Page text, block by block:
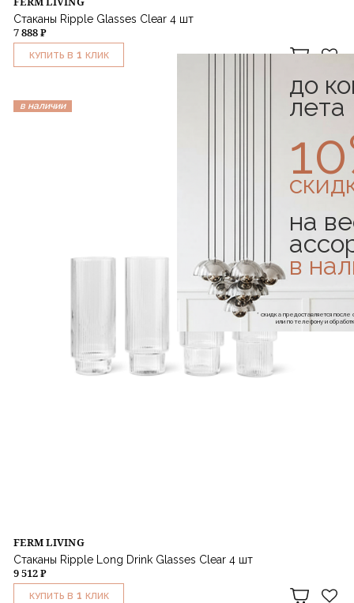
Стаканы Ripple Glasses Clear 4 шт
7 888 ₽
КУПИТЬ В 1 КЛИК
в наличии
FERM LIVING
Стаканы Ripple Long Drink Glasses Clear 4 шт
9 512 ₽
КУПИТЬ В 1 КЛИК
до
лета
на
в
* скидка предоставляется
или по телефону и